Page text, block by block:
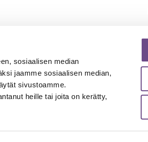
sosiaalisen median
jaamme sosiaalisen median,
sivustoamme.
heille tai joita on kerätty,